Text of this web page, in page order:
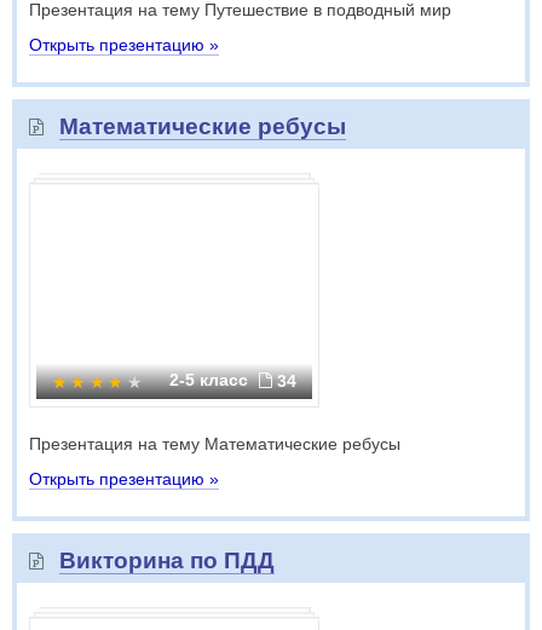
Презентация на тему Путешествие в подводный мир
Открыть презентацию »
Математические ребусы
2-5 класс 34
Презентация на тему Математические ребусы
Открыть презентацию »
Викторина по ПДД